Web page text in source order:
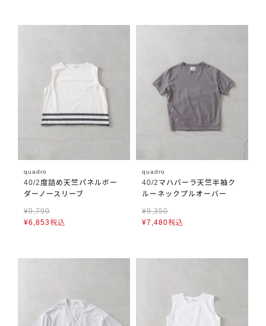
quadro
40/2度詰め天竺パネルボー
ダーノースリーブ
¥9,790
¥6,853税込
quadro
40/2マハバーラ天竺半袖ク
ルーネックプルオーバー
¥9,350
¥7,480税込